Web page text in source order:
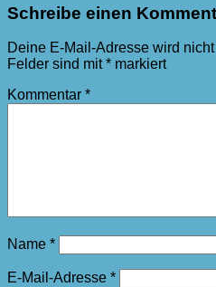
Schreibe einen
Deine E-Mail-Adresse wird
Felder sind mit* markiert
Kommentar *
Name *
E-Mail-Adresse *